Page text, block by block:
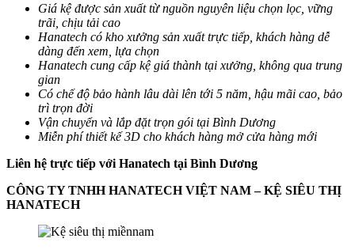
Giá kệ được sản xuất từ nguồn nguyên liệu chọn lọc, vững
trãi, chịu tải cao
Hanatech có kho xưởng sản xuất trực tiếp, khách hàng dễ
dàng đến xem, lựa chọn
Hanatech cung cấp kệ giá thành tại xưởng, không qua trung
gian
Có chế độ bảo hành lâu dài lên tới 5 năm, hậu mãi cao, bảo
trì trọn đời
Vận chuyển và lắp đặt trọn gói tại Bình Dương
Miễn phí thiết kế 3D cho khách hàng mở cửa hàng mới
Liên hệ trực tiếp với Hanatech tại Bình Dương
CÔNG TY TNHH HANATECH VIỆT NAM – KỆ SIÊU THỊ
HANATECH